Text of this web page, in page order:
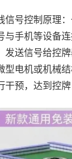
信号控制原理
与手机等设备
发送信号给控
型电机或机械结
预，达到控牌